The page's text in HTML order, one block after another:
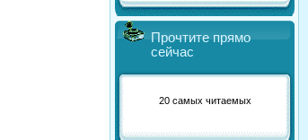
Прочтите прямо
сейчас
20 самых читаемых